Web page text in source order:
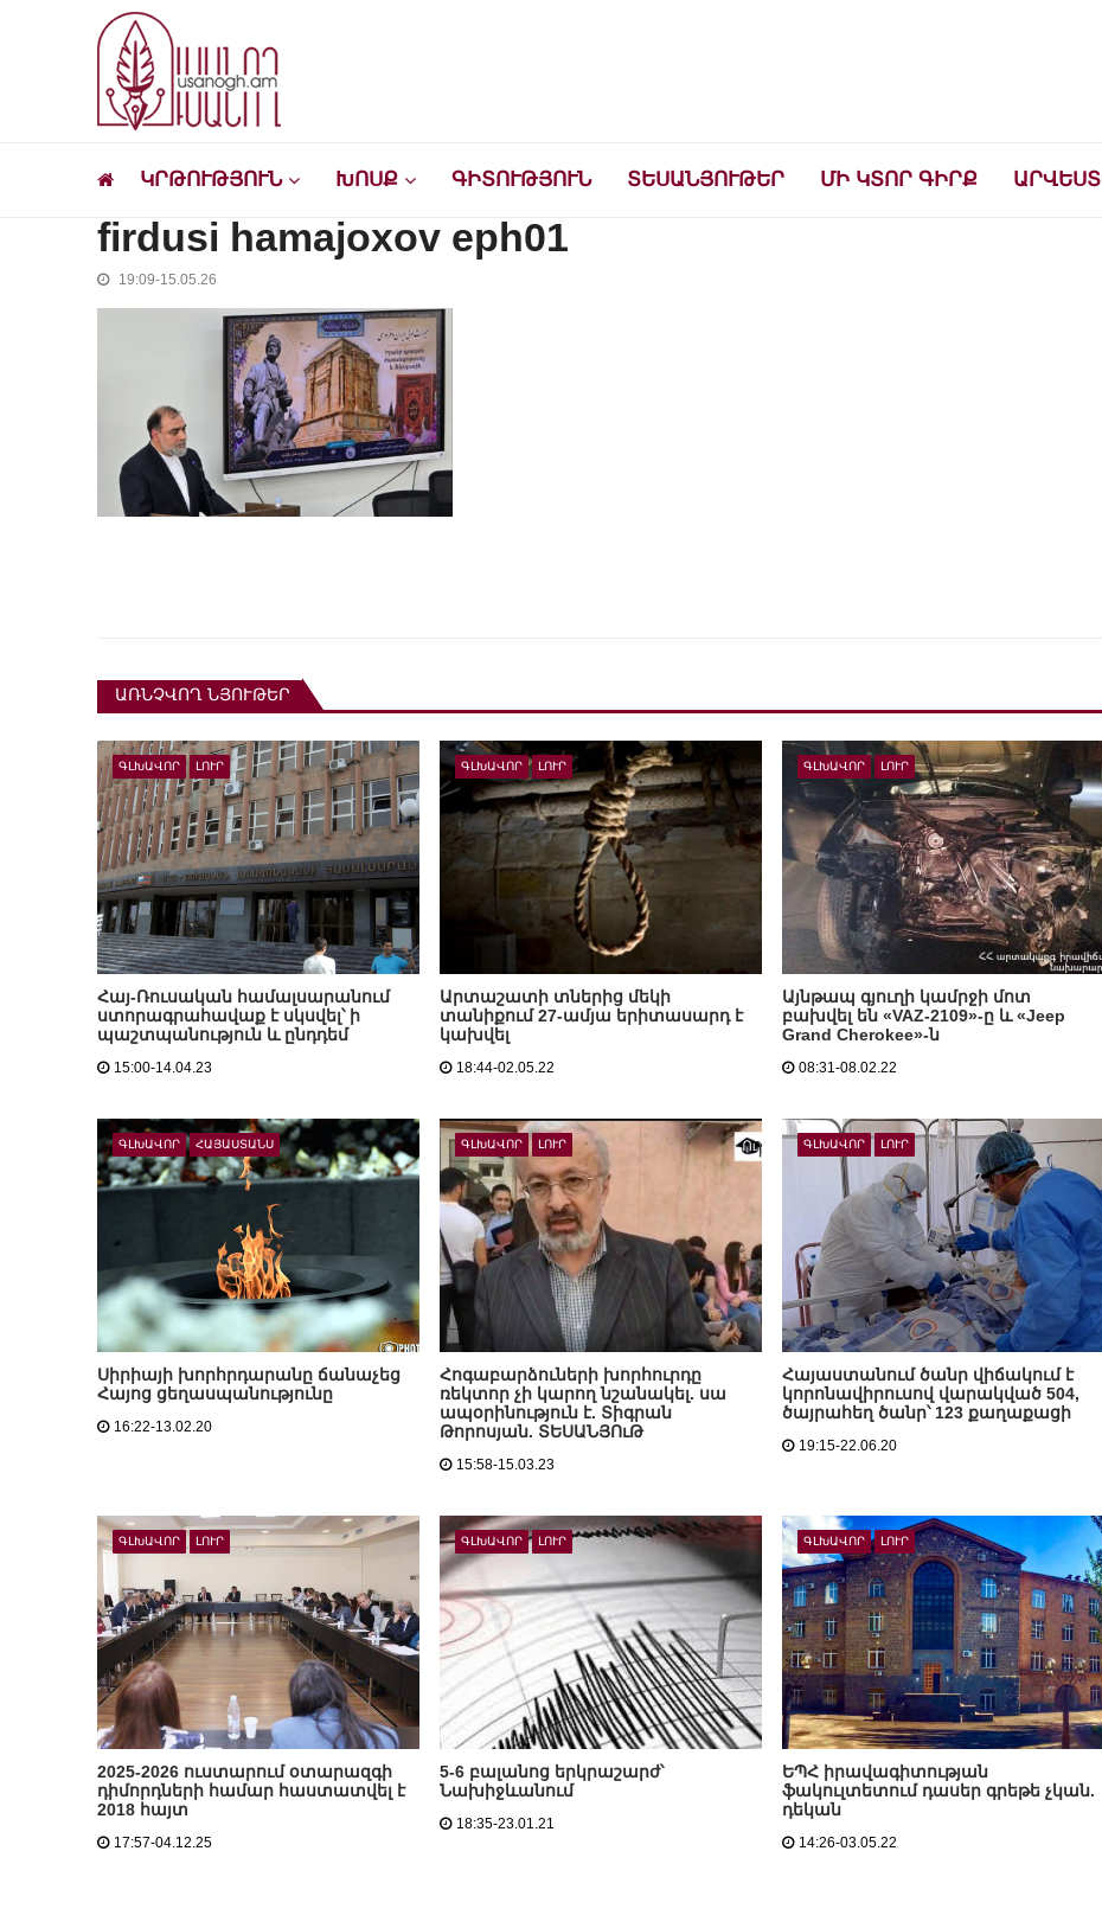
ԿՐԹՈՒԹՅՈՒՆ ԽՈՍՔ ԳԻՏՈՒԹՅՈՒՆ ՏԵՍԱՆՅՈՒԹԵՐ ՄԻ ԿՏՈՐ ԳԻՐՔ ԱՐՎԵՍՏ
firdusi hamajoxov eph01
19:09-15.05.26
ԱՌՆՉՎՈՂ ՆՅՈՒԹԵՐ
ԳԼԽԱՎՈՐ ԼՈՒՐ
Հայ-Ռուսական համալսարանում
ստորագրահավաք է սկսվել՝ ի
պաշտպանություն և ընդդեմ
15:00-14.04.23
ԳԼԽԱՎՈՐ ԼՈՒՐ
Արտաշատի տներից մեկի
տանիքում 27-ամյա երիտասարդ է
կախվել
18:44-02.05.22
ԳԼԽԱՎՈՐ ԼՈՒՐ
Այնթապ գյուղի կամրջի մոտ
բախվել են «VAZ-2109»-ը և «Jeep
Grand Cherokee»-ն
08:31-08.02.22
ԳԼԽԱՎՈՐ ՀԱՅԱՍՏԱՆՍ
Սիրիայի խորհրդարանը ճանաչեց
Հայոց ցեղասպանությունը
16:22-13.02.20
ԳԼԽԱՎՈՐ ԼՈՒՐ
Հոգաբարձուների խորհուրդը
ռեկտոր չի կարող նշանակել. սա
ապօրինություն է. Տիգրան
Թորոսյան. ՏԵՍԱՆՅՈւԹ
15:58-15.03.23
ԳԼԽԱՎՈՐ ԼՈՒՐ
Հայաստանում ծանր վիճակում է
կորոնավիրուսով վարակված 504,
ծայրահեղ ծանր՝ 123 քաղաքացի
19:15-22.06.20
ԳԼԽԱՎՈՐ ԼՈՒՐ
2025-2026 ուստարում օտարազգի
դիմորդների համար հաստատվել է
2018 հայտ
17:57-04.12.25
ԳԼԽԱՎՈՐ ԼՈՒՐ
5-6 բալանոց երկրաշարժ՝
Նախիջևանում
18:35-23.01.21
ԳԼԽԱՎՈՐ ԼՈՒՐ
ԵՊՀ իրավագիտության
ֆակուլտետում դասեր գրեթե չկան.
դեկան
14:26-03.05.22